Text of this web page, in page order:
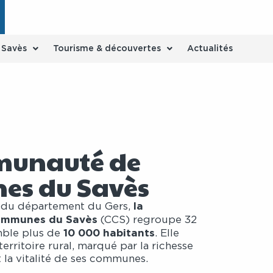
Tourisme & découvertes Actualités
de
du Savès
département du Gers, la
du Savès (CCS) regroupe 32
plus de 10 000 habitants. Elle
rural, marqué par la richesse
vitalité de ses communes.